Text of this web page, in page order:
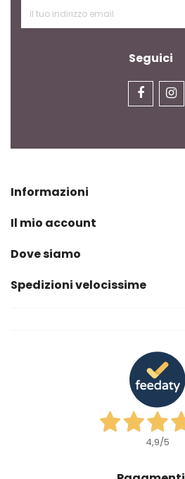
Seguici
Informazioni
Il mio account
Dove siamo
Spedizioni velocissime
4,9/5